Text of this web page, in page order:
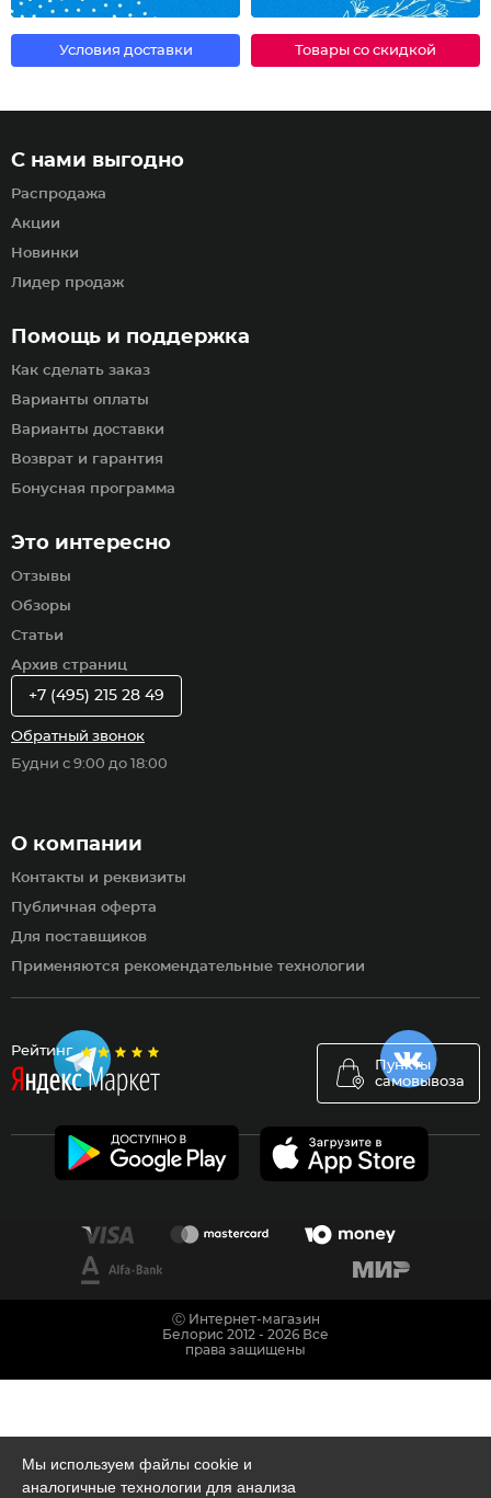
Условия доставки Товары со скидкой
Рейтинг
Пункты
самовывоза
Помощь и поддержка
Как сделать заказ
Варианты оплаты
Варианты доставки
Возврат и гарантия
Бонусная программа
С нами выгодно
Распродажа
Акции
Новинки
Лидер продаж
Это интересно
Отзывы
Обзоры
Статьи
Архив страниц
О компании
Контакты и реквизиты
Публичная оферта
Для поставщиков
Применяются рекомендательные технологии
+7 (495) 215 28 49
Обратный звонок
Будни с 9:00 до 18:00
Мы используем файлы cookie и
аналогичные технологии для анализа
Ⓒ Интернет-магазин
Белорис 2012 - 2026 Все
права защищены